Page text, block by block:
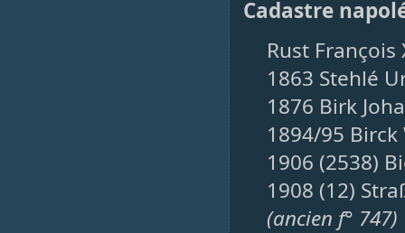
Cadastre
Rust
1863 Stehlé
1876 Birk
1894/95
1906 (2538)
1908 (12)
(ancien f° 747)